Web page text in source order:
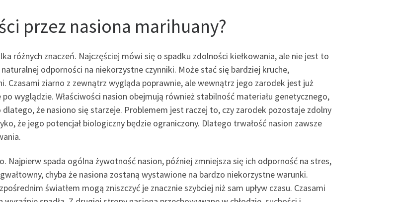
przez nasiona marihuany?
różnych znaczeń. Najczęściej mówi się o spadku zdolności kiełkowania, ale nie jest to
odporności na niekorzystne czynniki. Może stać się bardziej kruche,
Czasami ziarno z zewnątrz wygląda poprawnie, ale wewnątrz jego zarodek jest już
wyglądzie. Właściwości nasion obejmują również stabilność materiału genetycznego,
że nasiono się starzeje. Problemem jest raczej to, czy zarodek pozostaje zdolny
że jego potencjał biologiczny będzie ograniczony. Dlatego trwałość nasion zawsze
Najpierw spada ogólna żywotność nasion, później zmniejsza się ich odporność na stres,
chyba że nasiona zostaną wystawione na bardzo niekorzystne warunki.
światłem mogą zniszczyć je znacznie szybciej niż sam upływ czasu. Czasami